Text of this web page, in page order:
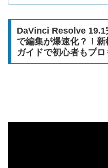
DaVinci Resolve 19.1
で編集が爆速化？！
ガイドで初心者もプロ